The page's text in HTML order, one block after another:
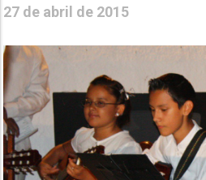
27 de abril de 2015